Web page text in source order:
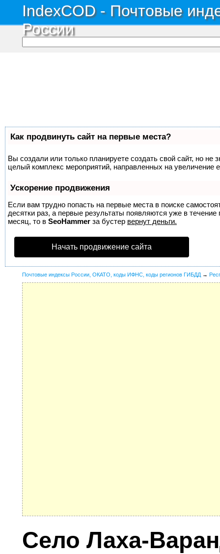
IndexCOD - Почтовые
России
Как продвинуть сайт на первые места?
Вы создали или только планируете создать свой сайт, но не
целый комплекс мероприятий, направленных на увеличение
Ускорение продвижения
Если вам трудно попасть на первые места в поиске
десятки раз, а первые результаты появляются уже в
месяц, то в SeoHammer за бустер вернут деньги.
Начать продвижение сайта
Почтовые индексы России, ОКАТО, коды ИФНС, коды регионов ГИБДД →
Село Лаха-